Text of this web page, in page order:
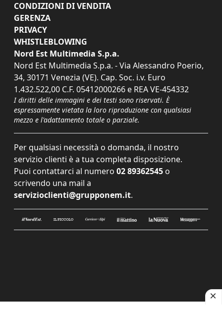
CONDIZIONI DI VENDITA
GERENZA
PRIVACY
WHISTLEBLOWING
Nord Est Multimedia S.p.a.
Nord Est Multimedia S.p.a. - Via Alessandro Poerio,
34, 30171 Venezia (VE). Cap. Soc. i.v. Euro
1.432.522,00 C.F. 05412000266 e REA VE-454332
I diritti delle immagini e dei testi sono riservati. È
espressamente vietata la loro riproduzione con qualsiasi
mezzo e l'adattamento totale o parziale.
Per qualsiasi necessità o domanda, il nostro
servizio clienti è a tua completa disposizione.
Puoi contattarci al numero 02 89362545 o
scrivendo una mail a
servizioclienti@grupponem.it.